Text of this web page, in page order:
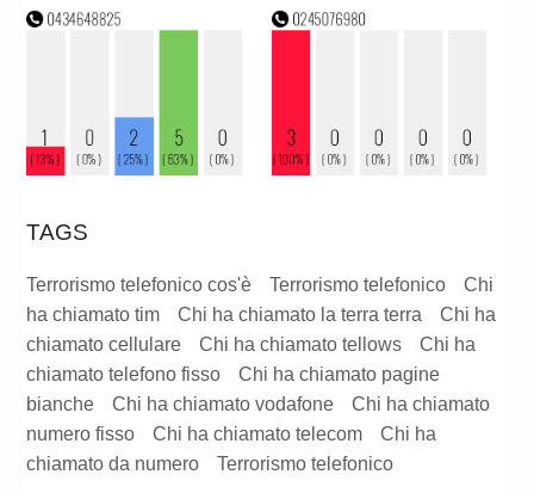
TAGS
Terrorismo telefonico cos'è Terrorismo telefonico
Chi
ha chiamato tim
Chi ha chiamato la terra terra
Chi ha
chiamato cellulare
Chi ha chiamato tellows
Chi ha
chiamato telefono fisso
Chi ha chiamato pagine
bianche
Chi ha chiamato vodafone
Chi ha chiamato
numero fisso
Chi ha chiamato telecom
Chi ha
chiamato da numero
Terrorismo telefonico